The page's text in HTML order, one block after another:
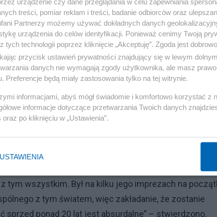
organizowane przez rapera potrafią przypominać
wyznania kobiet, które miały na nich być
od lat. Dziś wszystkie osoby powiązane z Diddym
dniami w sieci pojawiło się oświadczenie osoby z
swoim „gościem numer jeden”. Aktor, jak
o przestępczym procederze swojego kolegi.
Reklama
tym wszystkim. Był na kilku jego imprezach na
z tym światem, więc zakładanie, że zostanie
ponad 20 lat jest absurdalne” – stwierdzono.
treści, pomiar reklam i treści, badanie odbiorców oraz
Partnerzy możemy używać dokładnych danych
urządzenia do celów identyfikacji. Ponieważ cenimy Twoją
tych technologii poprzez kliknięcie „Akceptuję”. Zgoda jest
przycisk ustawień prywatności znajdujący się w lewym
danych nie wymagają zgody użytkownika, ale masz
Preferencje będą miały zastosowania tylko na tej witrynie.
informacjami, abyś mógł świadomie i komfortowo korzystać z
informacje dotyczące przetwarzania Twoich danych
oraz po kliknięciu w „Ustawienia”.
USTAWIENIA